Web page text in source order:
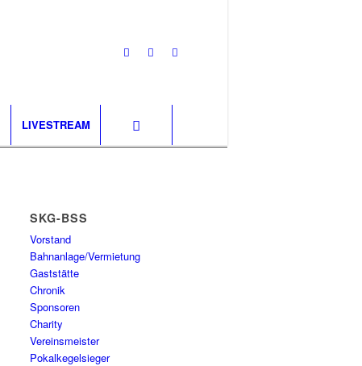
LIVESTREAM
SKG-BSS
Vorstand
Bahnanlage/Vermietung
Gaststätte
Chronik
Sponsoren
Charity
Vereinsmeister
Pokalkegelsieger